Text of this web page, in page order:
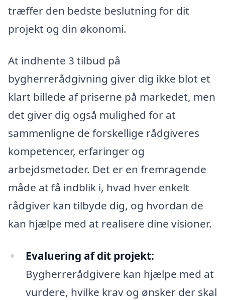
træffer den bedste beslutning for dit
projekt og din økonomi.
At indhente 3 tilbud på
bygherrerådgivning giver dig ikke blot et
klart billede af priserne på markedet, men
det giver dig også mulighed for at
sammenligne de forskellige rådgiveres
kompetencer, erfaringer og
arbejdsmetoder. Det er en fremragende
måde at få indblik i, hvad hver enkelt
rådgiver kan tilbyde dig, og hvordan de
kan hjælpe med at realisere dine visioner.
Evaluering af dit projekt:
Bygherrerådgivere kan hjælpe med at
vurdere, hvilke krav og ønsker der skal